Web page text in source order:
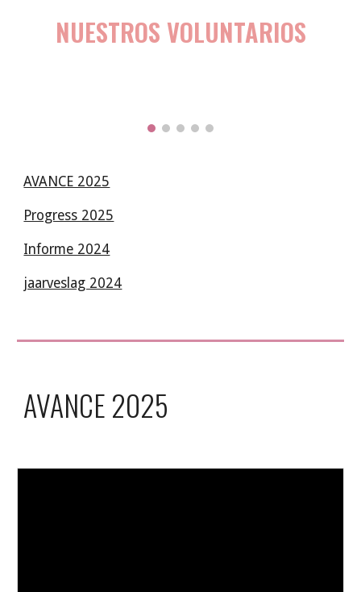
NUESTROS VOLUNTARIOS
AVANCE 2025
Progress 2025
Informe 2024
jaarveslag 2024
AVANCE 2025